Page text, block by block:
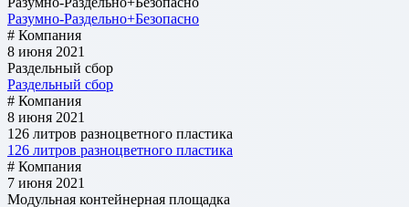
Разумно-Раздельно+Безопасно
# Компания
8 июня 2021
Раздельный сбор
Раздельный сбор
# Компания
8 июня 2021
126 литров разноцветного пластика
126 литров разноцветного пластика
# Компания
7 июня 2021
Модульная контейнерная площадка